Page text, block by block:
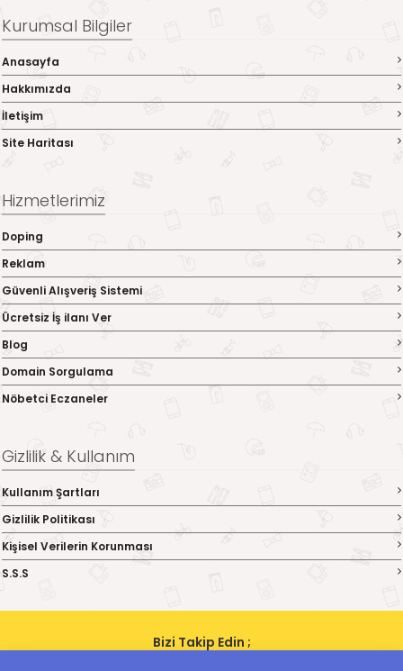
Kurumsal Bilgiler
Anasayfa
Hakkımızda
İletişim
Site Haritası
Hizmetlerimiz
Doping
Reklam
Güvenli Alışveriş Sistemi
Ücretsiz İş ilanı Ver
Blog
Domain Sorgulama
Nöbetci Eczaneler
Gizlilik & Kullanım
Kullanım Şartları
Gizlilik Politikası
Kişisel Verilerin Korunması
S.S.S
Bizi Takip Edin ;